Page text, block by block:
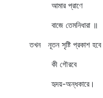
আমার প্রাণে
বাজে তেমনিধারা ॥
তখন নূতন সৃষ্টি প্রকাশ হবে
কী গৌরবে
হৃদয়-অন্ধকারে।